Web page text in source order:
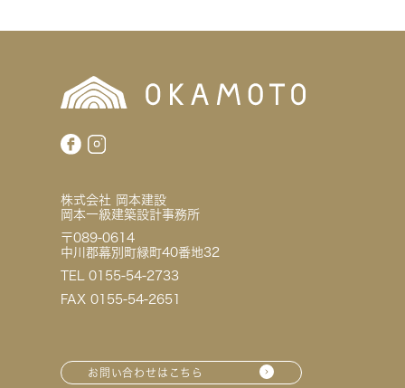
株式会社 岡本建設
岡本一級建築設計事務所
〒089-0614
中川郡幕別町緑町40番地32
TEL 0155-54-2733
FAX 0155-54-2651
お問い合わせはこちら